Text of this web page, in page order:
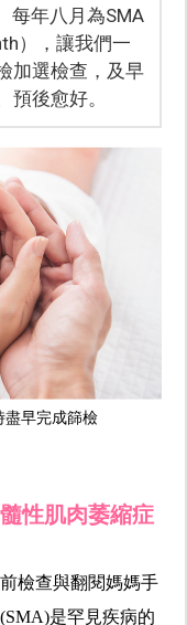
每年八月為SMA
），讓我們一
加選檢查，及早
後愈好。
早完成篩檢
性肌肉萎縮症
檢查與翻閱媽媽手
是罕見疾病的